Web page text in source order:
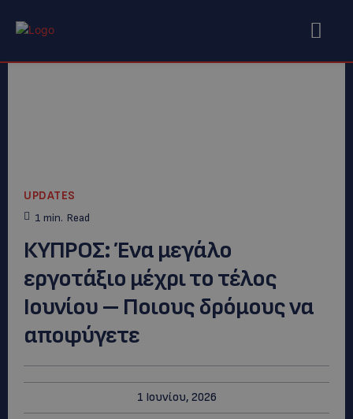
UPDATES
1 min. Read
ΚΥΠΡΟΣ: Ένα μεγάλο
εργοτάξιο μέχρι το τέλος
Ιουνίου – Ποιους δρόμους να
αποφύγετε
1 Ιουνίου, 2026